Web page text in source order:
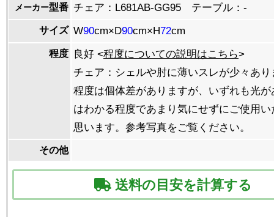
メーカー型番 チェア：L681AB-GG95 テーブル：-
サイズ W90cm×D90cm×H72cm
程度 良好 <程度についての説明はこちら>
チェア：シェルや肘に薄いスレが少々あ
程度は個体差がありますが、いずれも光
はわかる程度であまり気にせずにご使用
思います。参考写真をご覧ください。
その他
送料の目安を計算する